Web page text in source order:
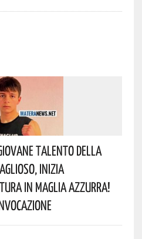
Talento Della
Inizia
In Maglia Azzurra!